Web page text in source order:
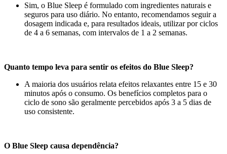
Sim, o Blue Sleep é formulado com ingredientes naturais e
seguros para uso diário. No entanto, recomendamos seguir a
dosagem indicada e, para resultados ideais, utilizar por ciclos
de 4 a 6 semanas, com intervalos de 1 a 2 semanas.
Quanto tempo leva para sentir os efeitos do Blue Sleep?
A maioria dos usuários relata efeitos relaxantes entre 15 e 30
minutos após o consumo. Os benefícios completos para o
ciclo de sono são geralmente percebidos após 3 a 5 dias de
uso consistente.
O Blue Sleep causa dependência?